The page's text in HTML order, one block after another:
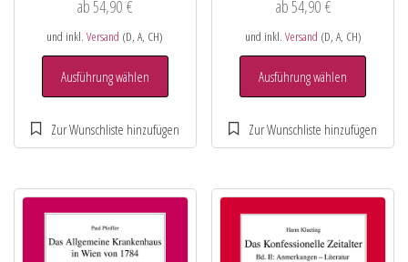
ab54,90€
und inkl.Versand (D, A, CH)
Ausführung wählen
ab54,90 €
und inkl. Versand (D, A, CH)
Ausführung wählen